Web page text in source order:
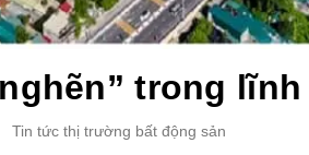
trong
Tin tức thị trường bất động sản